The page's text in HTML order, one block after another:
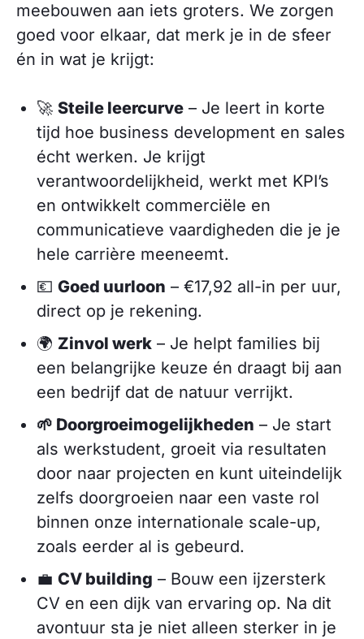
meebouwen aan iets groters. We zorgen
goed voor elkaar, dat merk je in de sfeer
én in wat je krijgt:
🚀 Steile leercurve – Je leert in korte
tijd hoe business development en sales
écht werken. Je krijgt
verantwoordelijkheid, werkt met KPI’s
en ontwikkelt commerciële en
communicatieve vaardigheden die je je
hele carrière meeneemt.
💶 Goed uurloon – €17,92 all-in per uur,
direct op je rekening.
🌍 Zinvol werk – Je helpt families bij
een belangrijke keuze én draagt bij aan
een bedrijf dat de natuur verrijkt.
🌱 Doorgroeimogelijkheden – Je start
als werkstudent, groeit via resultaten
door naar projecten en kunt uiteindelijk
zelfs doorgroeien naar een vaste rol
binnen onze internationale scale-up,
zoals eerder al is gebeurd.
💼 CV building – Bouw een ijzersterk
CV en een dijk van ervaring op. Na dit
avontuur sta je niet alleen sterker in je